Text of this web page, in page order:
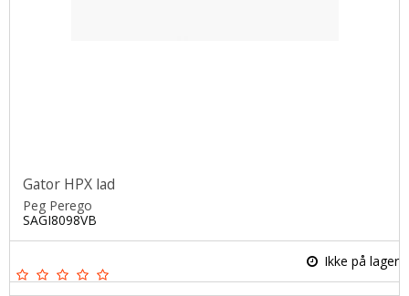
Gator HPX lad
Peg Perego
SAGI8098VB
Ikke på lager